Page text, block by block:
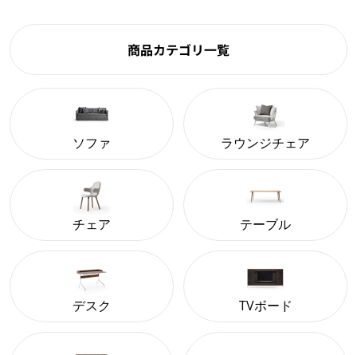
商品カテゴリ一覧
ソファ ラウンジチェア
チェア テーブル
デスク TVボード